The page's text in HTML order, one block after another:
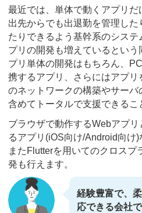
最近では、単体で動くアプリ
出先からでも出退勤を管理し
たりできるよう基幹系のシス
プリの開発も増えているとい
プリ単体の開発はもちろん、
携するアプリ、さらにはアプ
のネットワークの構築やサー
含めてトータルで支援できるこ
ブラウザで動作するWebアプ
るアプリ(iOS向け/Android向け)
またFlutterを用いてのクロスプ
発も行えます。
経験豊富で、
応できる会社で